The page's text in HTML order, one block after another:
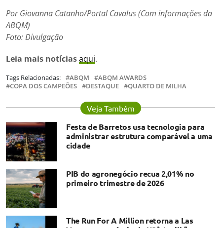
Por Giovanna Catanho/Portal Cavalus(Com informações da
ABQM)
Foto: Divulgação
Leia mais notíciasaqui.
Tags Relacionadas: ABQM
ABQM AWARDS
COPA DOS CAMPEÕES
DESTAQUE QUARTO DE MILHA
Veja Também
Festa de Barretos usa tecnologia para
administrar estrutura comparável a uma
cidade
PIB do agronegócio recua 2,01% no
primeiro trimestre de 2026
The Run For A Million retorna a Las